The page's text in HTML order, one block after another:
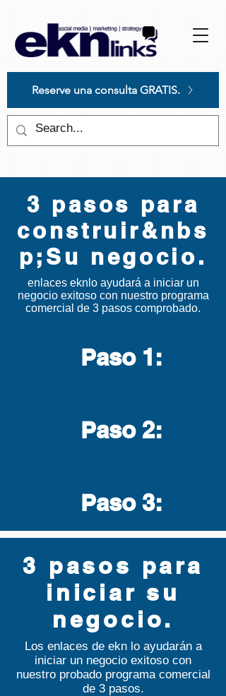
website
includes
accessibility
Reserve una consulta GRATIS.
3 pasos para
construir&nbs
p;Su negocio.
enlaces ekn lo ayudará a iniciar un
negocio exitoso con nuestro programa
comercial de 3 pasos comprobado.
Paso 1:
Paso 2:
Paso 3:
3 pasos para
iniciar su
negocio.
Los enlaces de ekn lo ayudarán a
iniciar un negocio exitoso con
nuestro probado programa comercial
de 3 pasos.